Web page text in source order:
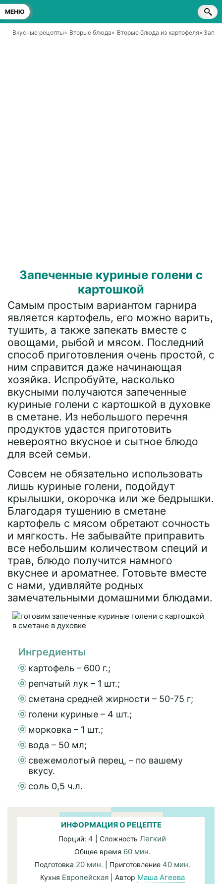
МЕНЮ
Вкусные рецепты» Вторые блюда» Вторые блюда из картофеля»
Запеченные куриные голени с
картошкой
Самым простым вариантом гарнира
является картофель, его можно варить,
тушить, а также запекать вместе с
овощами, рыбой и мясом. Последний
способ приготовления очень простой, с
ним справится даже начинающая
хозяйка. Испробуйте, насколько
вкусными получаются запеченные
куриные голени с картошкой в духовке
в сметане. Из небольшого перечня
продуктов удастся приготовить
невероятно вкусное и сытное блюдо
для всей семьи.
Совсем не обязательно использовать
лишь куриные голени, подойдут
крылышки, окорочка или же бедрышки.
Благодаря тушению в сметане
картофель с мясом обретают сочность
и мягкость. Не забывайте приправить
все небольшим количеством специй и
трав, блюдо получится намного
вкуснее и ароматнее. Готовьте вместе
с нами, удивляйте родных
замечательными домашними блюдами.
Ингредиенты
картофель – 600 г.;
репчатый лук – 1 шт.;
сметана средней жирности – 50-75 г;
голени куриные – 4 шт.;
морковка – 1 шт.;
вода – 50 мл;
свежемолотый перец, – по вашему
вкусу.
соль 0,5 ч.л.
ИНФОРМАЦИЯ О РЕЦЕПТЕ
Порций: 4 | Сложность Легкий
Общее время 60 мин.
Подготовка 20 мин. | Приготовление 40 мин.
Кухня Европейская| Автор Маша Агеева